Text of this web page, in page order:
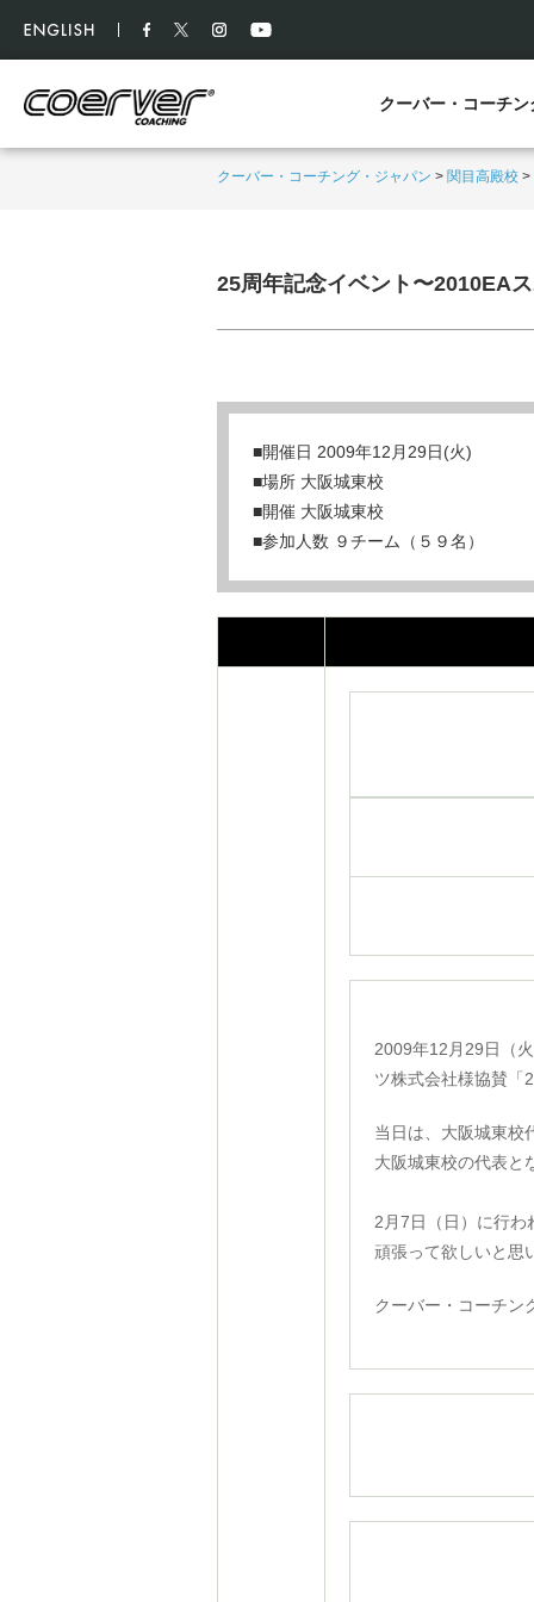
クーバー・コーチン
クーバー・コーチング・ジャパン > 関目高殿校 >
25周年記念イベント〜2010EA
■開催日 2009年12月29日(火)
■場所 大阪城東校
■開催 大阪城東校
■参加人数 ９チーム（５９名）
2009年12月29日（
ツ株式会社様協賛「
当日は、大阪城東校
大阪城東校の代表と
2月7日（日）に行わ
頑張って欲しいと思
クーバー・コーチ